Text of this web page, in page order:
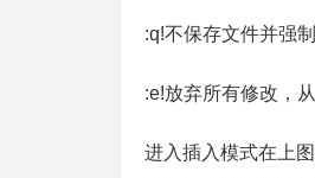
:q!不保存文件并强
:e!放弃所有修改，
进入插入模式在上